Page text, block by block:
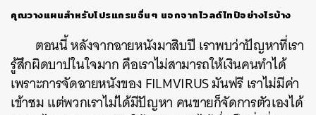
คุณวางแผนสำหรับโปรแกรมอื่นๆ นอกจากไวลด์ไทป์อย่างไรบ้าง
ตอนนี้ หลังจากฉายหนังมาสิบปี เราพบว่าปัญหาที่เรา
รู้สึกผิดบาปในใจมาก คือเราไม่สามารถให้เงินคนทำได้
เพราะการจัดฉายหนังของ FILMVIRUS มันฟรี เราไม่มีค่า
เข้าชม แต่พวกเราไม่ได้มีปัญหา คนขายก็จัดการตัวเองได้